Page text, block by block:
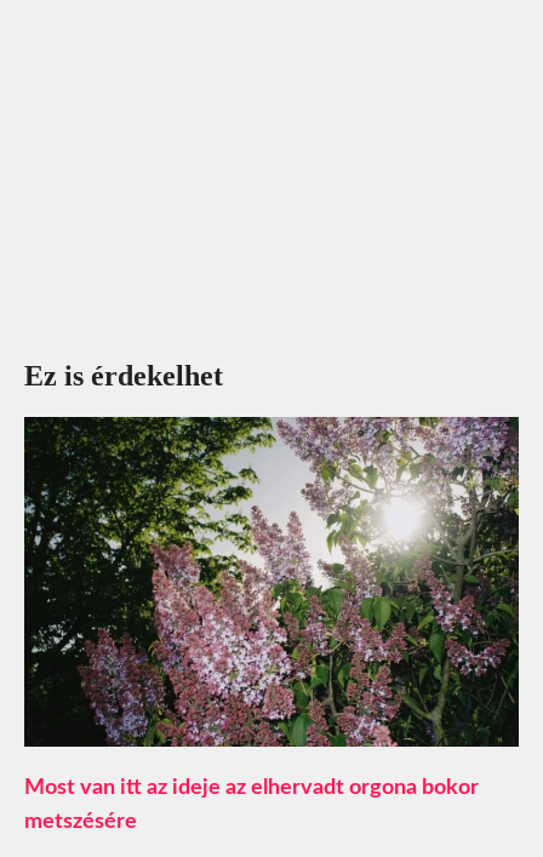
Ez is érdekelhet
Most van itt az ideje az elhervadt orgona bokor
metszésére